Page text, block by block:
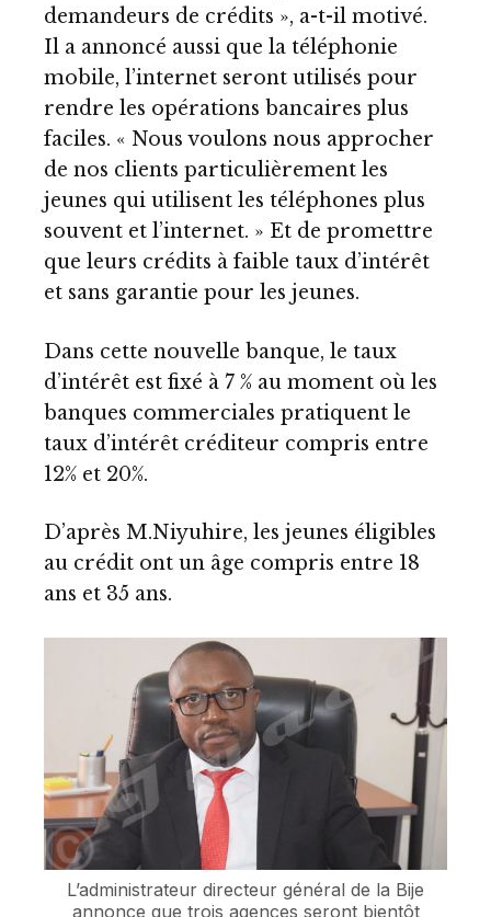
demandeurs de crédits », a-t-il motivé.
Il a annoncé aussi que la téléphonie
mobile, l’internet seront utilisés pour
rendre les opérations bancaires plus
faciles. « Nous voulons nous approcher
de nos clients particulièrement les
jeunes qui utilisent les téléphones plus
souvent et l’internet. » Et de promettre
que leurs crédits à faible taux d’intérêt
et sans garantie pour les jeunes.
Dans cette nouvelle banque, le taux
d’intérêt est fixé à 7 % au moment où les
banques commerciales pratiquent le
taux d’intérêt créditeur compris entre
12% et 20%.
D’après M.Niyuhire, les jeunes éligibles
au crédit ont un âge compris entre 18
ans et 35 ans.
L’administrateur directeur général de la Bije
annonce que trois agences seront bientôt